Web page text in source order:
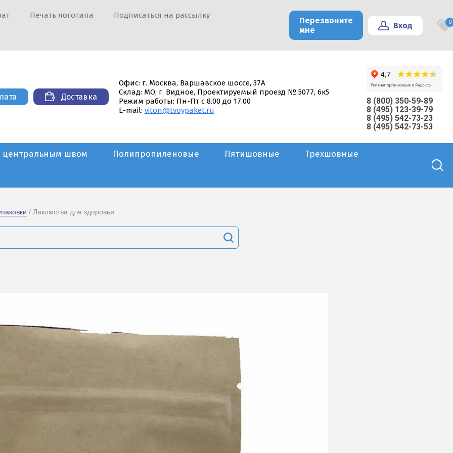
Печать логотипа Подписаться на рассылку
Перезвоните
мне
Вход 0
Доставка
Офис: г. Москва, Варшавское шоссе, 37А
Склад: МО, г. Видное, Проектируемый проезд № 5077, 6к5
Режим работы: Пн-Пт с 8.00 до 17.00
E-mail: viton@tvoypaket.ru
8 (800) 350-59-89
8 (495) 123-39-79
8 (495) 542-73-23
8 (495) 542-73-53
центральным швом Полипропиленовые Пятишовные Трехшовные
/ Лакомства для здоровья